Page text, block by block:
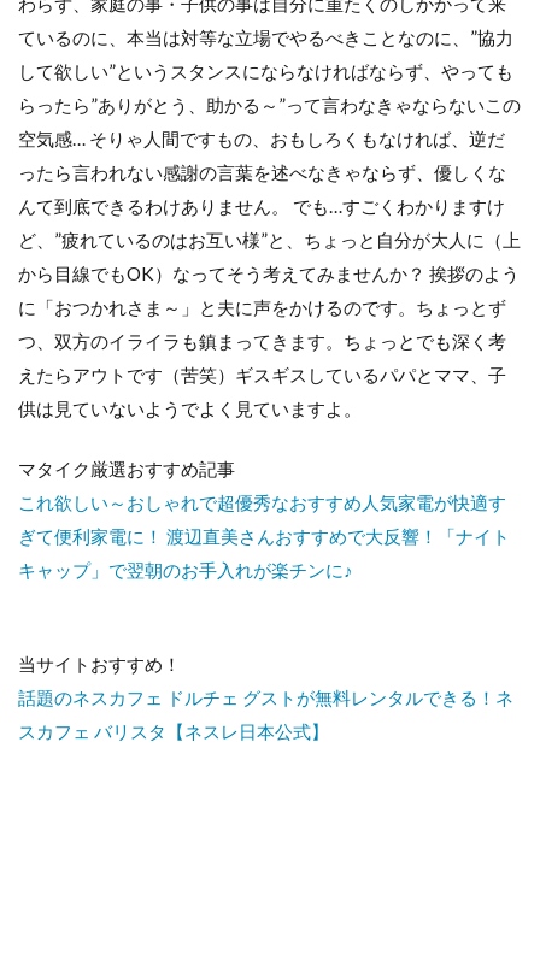
ているのに、本当は対等な立場でやるべきことなのに、”協力
して欲しい”というスタンスにならなければならず、やっても
らったら”ありがとう、助かる～”って言わなきゃならないこの
空気感… そりゃ人間ですもの、おもしろくもなければ、逆だ
ったら言われない感謝の言葉を述べなきゃならず、優しくな
んて到底できるわけありません。 でも…すごくわかりますけ
ど、”疲れているのはお互い様”と、ちょっと自分が大人に（上
から目線でもOK）なってそう考えてみませんか？ 挨拶のよう
に「おつかれさま～」と夫に声をかけるのです。ちょっとず
つ、双方のイライラも鎮まってきます。ちょっとでも深く考
えたらアウトです（苦笑）ギスギスしているパパとママ、子
供は見ていないようでよく見ていますよ。
マタイク厳選おすすめ記事
これ欲しい～おしゃれで超優秀なおすすめ人気家電が快適す
ぎて便利家電に！ 渡辺直美さんおすすめで大反響！「ナイト
キャップ」で翌朝のお手入れが楽チンに♪
当サイトおすすめ！
話題のネスカフェ ドルチェ グストが無料レンタルできる！ネ
スカフェ バリスタ【ネスレ日本公式】